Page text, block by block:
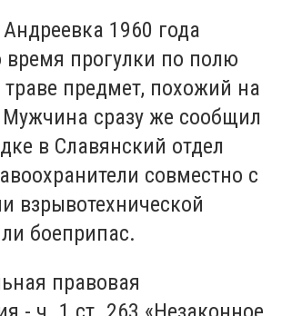
1960 года
прогулки по полю
предмет, похожий на
Мужчина сразу же сообщил
в Славянский отдел
совместно с
взрывотехнической
боеприпас.
правовая